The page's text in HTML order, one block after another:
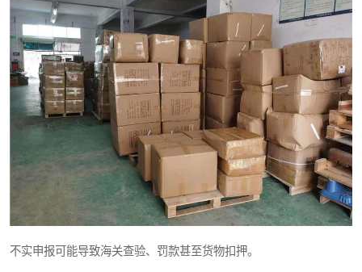
不实申报可能导致海关查验、罚款甚至货物扣押。